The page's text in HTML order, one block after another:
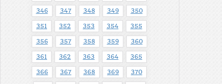
346 347 348 349 350
351 352 353 354 355
356 357 358 359 360
361 362 363 364 365
366 367 368 369 370